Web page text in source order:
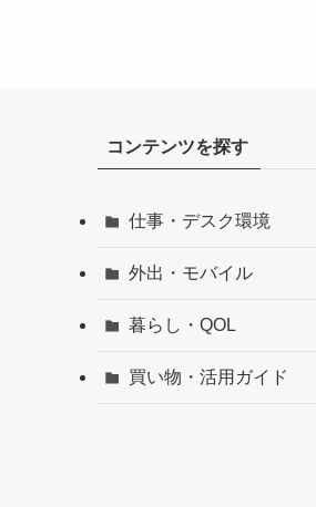
コンテンツを探す
仕事・デスク環境
外出・モバイル
暮らし・QOL
買い物・活用ガイド